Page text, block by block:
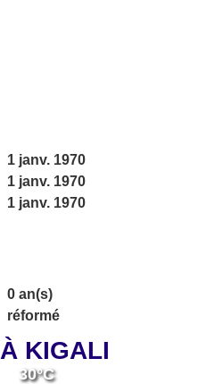
1 janv. 1970
1 janv. 1970
1 janv. 1970
0 an(s)
réformé
KIGALI
30°C